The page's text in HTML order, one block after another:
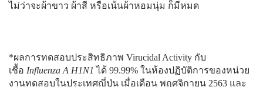
ไม่ว่าจะผ้าขาว ผ้าสี หรือเน้นผ้าหอมนุ่ม ก็มีหมด
*ผลการทดสอบประสิทธิภาพ Virucidal Activity กับ
เชื้อ Influenza A H1N1ได้ 99.99% ในห้องปฏิบัติการของหน่วย
งานทดสอบในประเทศญี่ปุ่น เมื่อเดือน พฤศจิกายน 2563 และ